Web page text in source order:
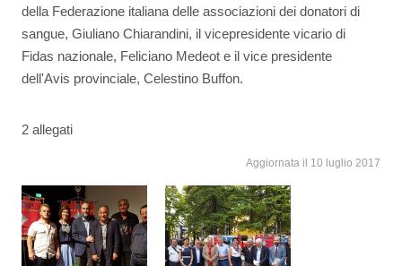
della Federazione italiana delle associazioni dei donatori di
sangue, Giuliano Chiarandini, il vicepresidente vicario di
Fidas nazionale, Feliciano Medeot e il vice presidente
dell'Avis provinciale, Celestino Buffon.
2 allegati
Aggiornata il 10 luglio 2017